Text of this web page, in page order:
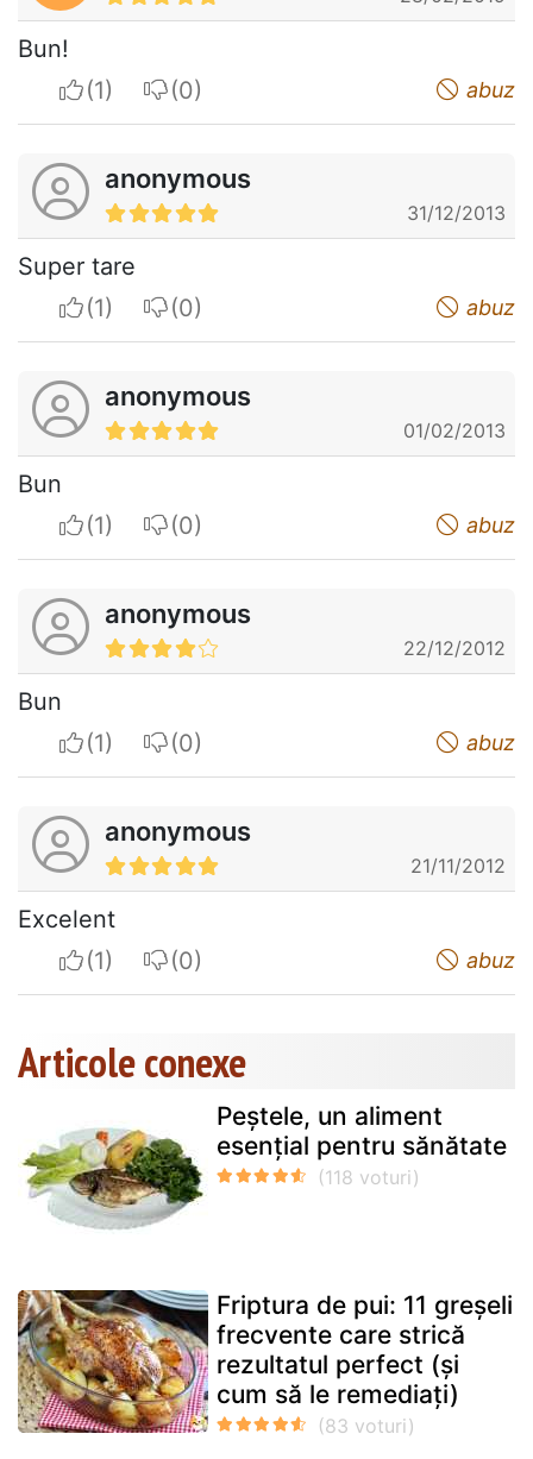
Bun!
I apreciateI do not appreciate abuz
anonymous
31/12/2013
Super tare
I apreciateI do not appreciate abuz
anonymous
01/02/2013
Bun
I apreciateI do not appreciate abuz
anonymous
22/12/2012
Bun
I apreciateI do not appreciate abuz
anonymous
21/11/2012
Excelent
I apreciateI do not appreciate abuz
Articole conexe
Peștele, un aliment
esențial pentru sănătate
Friptura de pui: 11 greșeli
frecvente care strică
rezultatul perfect (și
cum să le remediați)